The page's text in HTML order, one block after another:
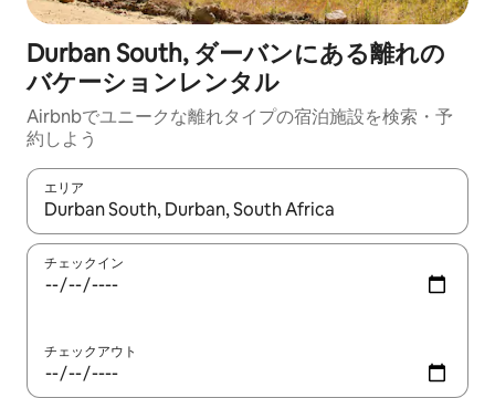
Durban South, ダーバンにある離れの
バケーションレンタル
Airbnbでユニークな離れタイプの宿泊施設を検索・予
約しよう
エリア
検索結果が表示されたら、上下の矢印キーを使って移動するか
チェックイン
チェックアウト